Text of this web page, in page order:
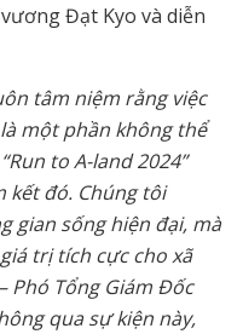
Đạt Kyo và diễn
tâm niệm rằng việc
một phần không thể
to A-land 2024”
kết đó. Chúng tôi
gian sống hiện đại, mà
trị tích cực cho xã
Phó Tổng Giám Đốc
qua sự kiện này,